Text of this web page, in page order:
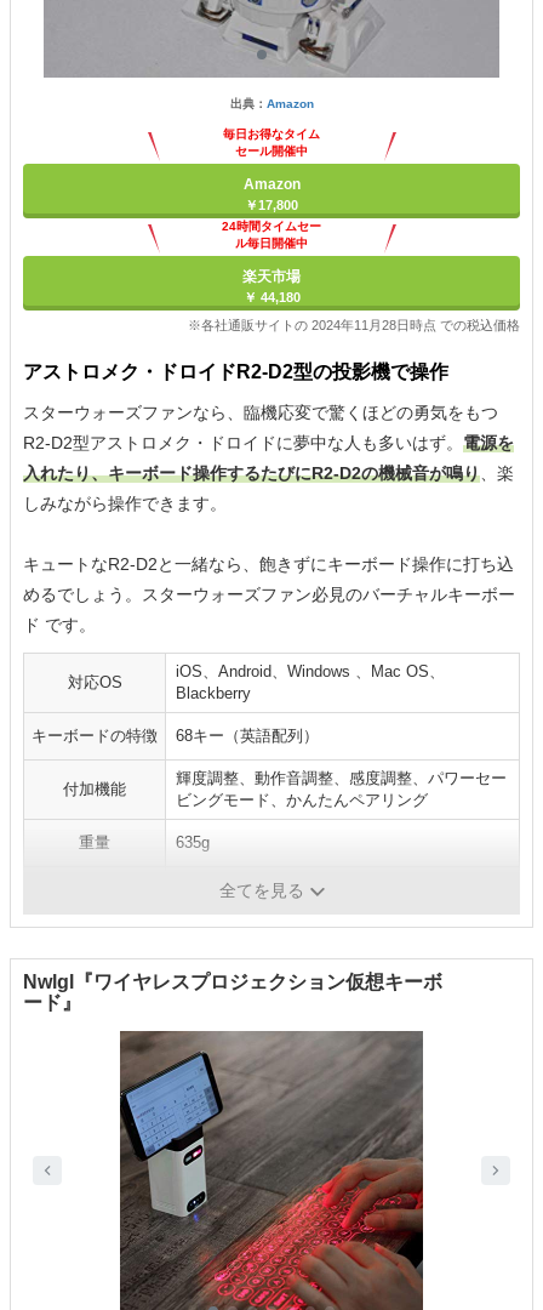
出典： Amazon
毎日お得なタイム
セール開催中
Amazon
￥17,800
24時間タイムセー
ル毎日開催中
楽天市場
￥ 44,180
※各社通販サイトの 2024年11月28日時点 での税込価格
アストロメク・ドロイドR2-D2型の投影機で操作
スターウォーズファンなら、臨機応変で驚くほどの勇気をもつ
R2-D2型アストロメク・ドロイドに夢中な人も多いはず。 電源を
入れたり、キーボード操作するたびにR2-D2の機械音が鳴り 、楽
しみながら操作できます。
キュートなR2-D2と一緒なら、飽きずにキーボード操作に打ち込
めるでしょう。スターウォーズファン必見のバーチャルキーボー
ド です。
対応OS
iOS、Android、Windows 、Mac OS、
Blackberry
キーボードの特徴 68キー（英語配列）
付加機能
輝度調整、動作音調整、感度調整、パワーセー
ビングモード、かんたんペアリング
重量 635g
全てを見る
Nwlgl『ワイヤレスプロジェクション仮想キーボ
ード』